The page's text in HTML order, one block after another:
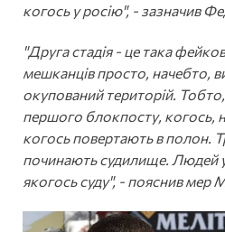
когось у росію", - зазначив
"Друга стадія - це така
мешканців просто, начебто,
окупований територій.
першого блокпосту, когось,
когось повертають в полон.
починають судилище. Людей
якогось суду", - пояснив мер